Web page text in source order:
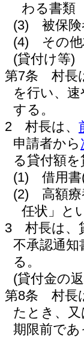
わる書類
(3)
被保
(4)
その
(貸付け等)
第7条
村長
を行い、
する。
2
村長は、
申請者から
る貸付額
(1)
借用書
(2)
高額
任状」と
3
村長は、
不承認通知
る。
(貸付金の
第8条
村長
たとき、
期限前で